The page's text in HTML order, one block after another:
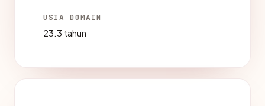
USIA DOMAIN
23.3 tahun